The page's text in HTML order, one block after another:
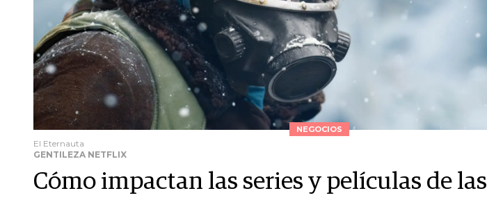
NEGOCIOS
El Eternauta
GENTILEZA NETFLIX
Cómo impactan las series y películas de las